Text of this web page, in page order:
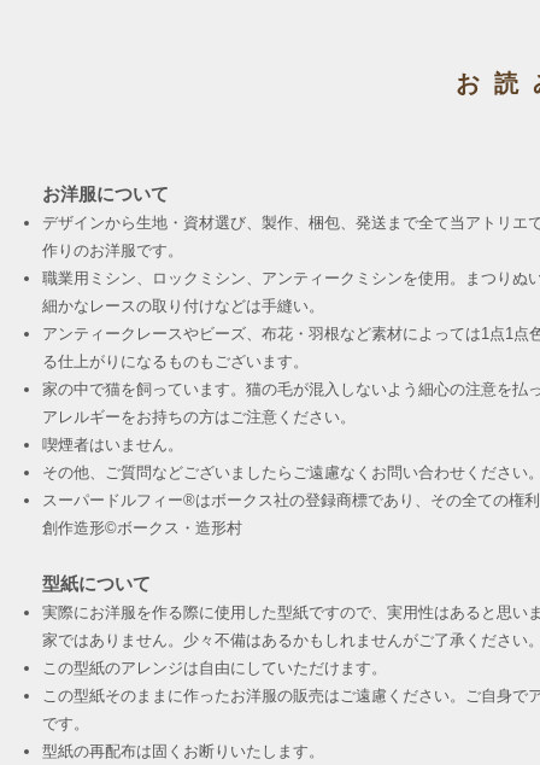
お読
お洋服について
デザインから生地・資材選び、製作、梱包、発送まで全て当アトリエ
作りのお洋服です。
職業用ミシン、ロックミシン、アンティークミシンを使用。まつりぬ
細かなレースの取り付けなどは手縫い。
アンティークレースやビーズ、布花・羽根など素材によっては1点1点
る仕上がりになるものもございます。
家の中で猫を飼っています。猫の毛が混入しないよう細心の注意を払
アレルギーをお持ちの方はご注意ください。
喫煙者はいません。
その他、ご質問などございましたらご遠慮なくお問い合わせください
スーパードルフィー®︎はボークス社の登録商標であり、その全ての権
創作造形©︎ボークス・造形村
型紙について
実際にお洋服を作る際に使用した型紙ですので、実用性はあると思い
家ではありません。少々不備はあるかもしれませんがご了承ください
この型紙のアレンジは自由にしていただけます。
この型紙そのままに作ったお洋服の販売はご遠慮ください。ご自身で
です。
​型紙の再配布は固くお断りいたします。